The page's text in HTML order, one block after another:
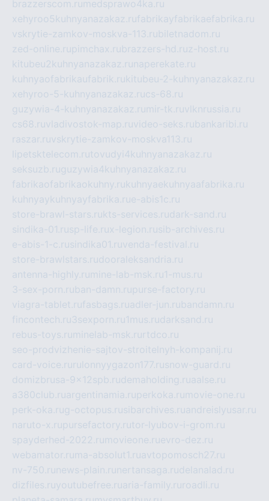
brazzerscom.ru medsprawo4ka.ru
xehyroo5kuhnyanazakaz.rufabrikayfabrikaefabrika.ru
vskrytie-zamkov-moskva-113.rubiletnadom.ru
zed-online.rupimchax.rubrazzers-hd.ruz-host.ru
kitubeu2kuhnyanazakaz.ru naperekate.ru
kuhnyaofabrikaufabrik.rukitubeu-2-kuhnyanazakaz.ru
xehyroo-5-kuhnyanazakaz.rucs-68.ru
guzywia-4-kuhnyanazakaz.ru mir-tk.ruvlknrussia.ru
cs68.ruvladivostok-map.ruvideo-seks.rubankaribi.ru
raszar.ruvskrytie-zamkov-moskva113.ru
lipetsktelecom.rutovudyi4kuhnyanazakaz.ru
seksuzb.ruguzywia4kuhnyanazakaz.ru
fabrikaofabrikaokuhny.rukuhnyaekuhnyaafabrika.ru
kuhnyaykuhnyayfabrika.rue-abis1c.ru
store-brawl-stars.rukts-services.rudark-sand.ru
sindika-01.rusp-life.rux-legion.rusib-archives.ru
e-abis-1-c.rusindika01.ruvenda-festival.ru
store-brawlstars.rudooraleksandria.ru
antenna-highly.ru mine-lab-msk.ru1-mus.ru
3-sex-porn.ruban-damn.rupurse-factory.ru
viagra-tablet.rufasbags.ruadler-jun.rubandamn.ru
fincontech.ru3sexporn.ru1mus.rudarksand.ru
rebus-toys.ru minelab-msk.ru rtdco.ru
seo-prodvizhenie-sajtov-stroitelnyh-kompanij.ru
card-voice.ru rulonnyygazon177.rusnow-guard.ru
domizbrusa-9x12spb.rudemaholding.ruaalse.ru
a380club.ruargentinamia.ruperkoka.ru movie-one.ru
perk-oka.rug-octopus.rusibarchives.ruandreislyusar.ru
naruto-x.rupursefactory.rutor-lyubov-i-grom.ru
spayderhed-2022.ru movieone.ruevro-dez.ru
webamator.ru ma-absolut1.ruavtopomosch27.ru
nv-750.ru news-plain.ru nertansaga.rudelanalad.ru
dizfiles.ruyoutubefree.ruaria-family.ru roadli.ru